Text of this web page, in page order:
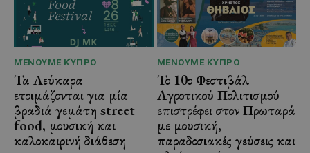
ΜΈΝΟΥΜΕ ΚΎΠΡΟ
Τα Λεύκαρα
ετοιμάζονται για μία
βραδιά γεμάτη street
food, μουσική και
καλοκαιρινή διάθεση
ΜΈΝΟΥΜΕ ΚΎΠΡΟ
Το 10ο Φεστιβάλ
Αγροτικού Πολιτισμού
επιστρέφει στον Πρωταρά
με μουσική,
παραδοσιακές γεύσεις και